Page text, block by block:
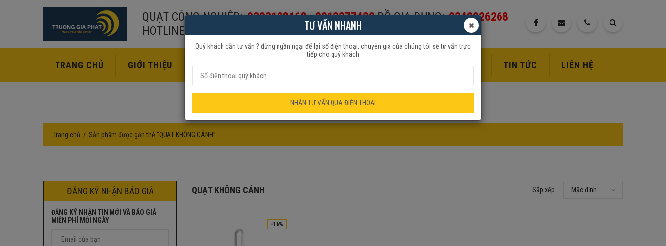
QUẠT CÔNG NGHIỆP: 0393128168-0913377432ĐỒ GIA DỤNG: 0342926268
HOTLINE:
TRANG CHỦ GIỚI THIỆU SẢN PHẨM QUẠT ĐỒ GIA DỤNG KHUYẾN MÃI DỊCH VỤ TIN TỨC LIÊN HỆ
Trang chủ Sản phẩm được gắn thẻ “QUẠT KHÔNG CÁNH”
ĐĂNG KÝ NHẬN BÁO GIÁ
ĐĂNG KÝ NHẬN TIN MỚI VÀ BÁO GIÁ
MIỄN PHÍ MỖI NGÀY
QUẠT KHÔNG CÁNH Sắp xếp: Mặc định
-16%
TƯ VẤN NHANH
Quý khách cần tư vấn ? đừng ngần ngại để lại số điện thoại, chuyên gia của chúng tôi sẽ tư vấn trực
tiếp cho quý khách
NHẬN TƯ VẤN QUA ĐIỆN THOẠI